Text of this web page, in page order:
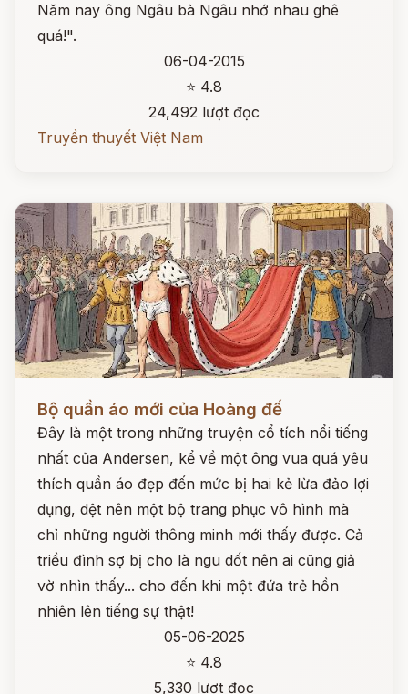
Năm nay ông Ngâu bà Ngâu nhớ nhau ghê
quá!".
06-04-2015
⭐ 4.8
24,492 lượt đọc
Truyền thuyết Việt Nam
Bộ quần áo mới của Hoàng đế
Đây là một trong những truyện cổ tích nổi tiếng
nhất của Andersen, kể về một ông vua quá yêu
thích quần áo đẹp đến mức bị hai kẻ lừa đảo lợi
dụng, dệt nên một bộ trang phục vô hình mà
chỉ những người thông minh mới thấy được. Cả
triều đình sợ bị cho là ngu dốt nên ai cũng giả
vờ nhìn thấy... cho đến khi một đứa trẻ hồn
nhiên lên tiếng sự thật!
05-06-2025
⭐ 4.8
5,330 lượt đọc